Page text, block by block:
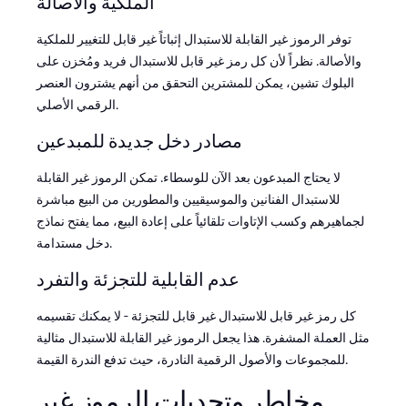
توفر الرموز غير القابلة للاستبدال إثباتاً غير قابل للتغيير للملكية
والأصالة. نظراً لأن كل رمز غير قابل للاستبدال فريد ومُخزن على
البلوك تشين، يمكن للمشترين التحقق من أنهم يشترون العنصر
الرقمي الأصلي.
مصادر دخل جديدة للمبدعين
لا يحتاج المبدعون بعد الآن للوسطاء. تمكن الرموز غير القابلة
للاستبدال الفنانين والموسيقيين والمطورين من البيع مباشرة
لجماهيرهم وكسب الإتاوات تلقائياً على إعادة البيع، مما يفتح نماذج
دخل مستدامة.
عدم القابلية للتجزئة والتفرد
كل رمز غير قابل للاستبدال غير قابل للتجزئة - لا يمكنك تقسيمه
مثل العملة المشفرة. هذا يجعل الرموز غير القابلة للاستبدال مثالية
للمجموعات والأصول الرقمية النادرة، حيث تدفع الندرة القيمة.